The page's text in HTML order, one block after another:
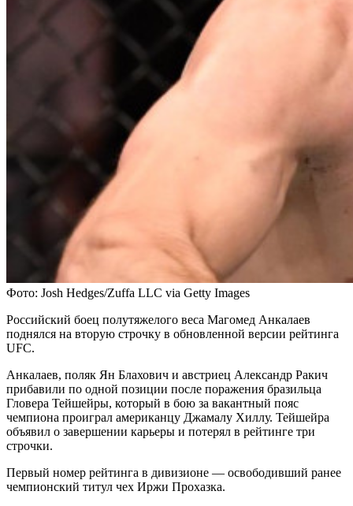
Фото: Josh Hedges/Zuffa LLC via Getty Images
Российский боец полутяжелого веса Магомед Анкалаев
поднялся на вторую строчку в обновленной версии рейтинга
UFC.
Анкалаев, поляк Ян Блахович и австриец Александр Ракич
прибавили по одной позиции после поражения бразильца
Гловера Тейшейры, который в бою за вакантный пояс
чемпиона проиграл американцу Джамалу Хиллу. Тейшейра
объявил о завершении карьеры и потерял в рейтинге три
строчки.
Первый номер рейтинга в дивизионе — освободивший ранее
чемпионский титул чех Иржи Прохазка.